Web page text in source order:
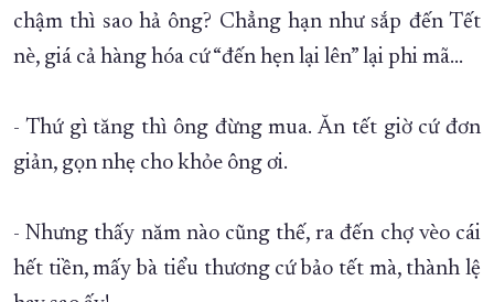
chậm thì sao hả ông? Chẳng hạn như sắp đến Tết
nè, giá cả hàng hóa cứ “đến hẹn lại lên” lại phi mã…
- Thứ gì tăng thì ông đừng mua. Ăn tết giờ cứ đơn
giản, gọn nhẹ cho khỏe ông ơi.
- Nhưng thấy năm nào cũng thế, ra đến chợ vèo cái
hết tiền, mấy bà tiểu thương cứ bảo tết mà, thành lệ